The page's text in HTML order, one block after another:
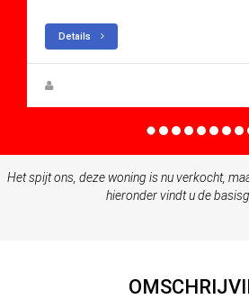
Details
Het spijt ons, deze woning is nu verkocht,
hieronder vindt u de